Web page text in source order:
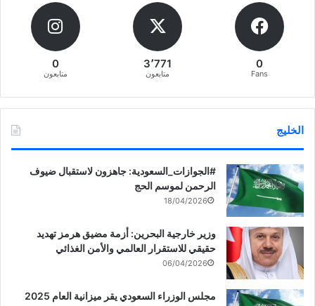
0
Fans
3٬771
متابعون
0
متابعون
الخليج
‏‎#الجوازات_السعودية: جاهزون لاستقبال ضيوف
الرحمن لموسم الحج
18/04/2026
وزير خارجية البحرين: أزمة مضيق هرمز تهديد
حقيقي للاستقرار العالمي والأمن الغذائي
06/04/2026
مجلس الوزراء السعودي يقر ميزانية العام 2025